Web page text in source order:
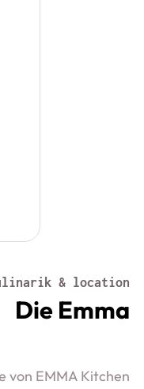
& location
Die Emma
von EMMA Kitchen